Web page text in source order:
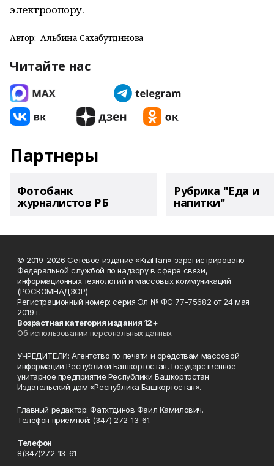
электроопору.
Автор: Альбина Сахабутдинова
Читайте нас
Партнеры
Фотобанк
журналистов РБ
Рубрика "Еда и
напитки"
© 2019-2026 Сетевое издание «KizilTan» зарегистрировано
Федеральной службой по надзору в сфере связи,
информационных технологий и массовых коммуникаций
(РОСКОМНАДЗОР)
Регистрационный номер: серия Эл № ФС 77-75682 от 24 мая
2019 г.
Возрастная категория издания 12+
Об использовании персональных данных
УЧРЕДИТЕЛИ: Агентство по печати и средствам массовой
информации Республики Башкортостан, Государственное
унитарное предприятие Республики Башкортостан
Издательский дом «Республика Башкортостан».
Главный редактор: Фатхтдинов Фаил Камилович.
Телефон приемной: (347) 272-13-61.
Телефон
8(347)272-13-61